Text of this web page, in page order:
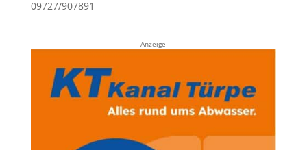
09727/907891
Anzeige